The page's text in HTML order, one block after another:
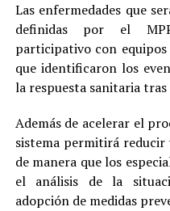
Las enfermedades que
definidas por el
participativo con equipos
que identificaron los
la respuesta sanitaria
Además de acelerar el
sistema permitirá reducir
de manera que los
el análisis de la
adopción de medidas